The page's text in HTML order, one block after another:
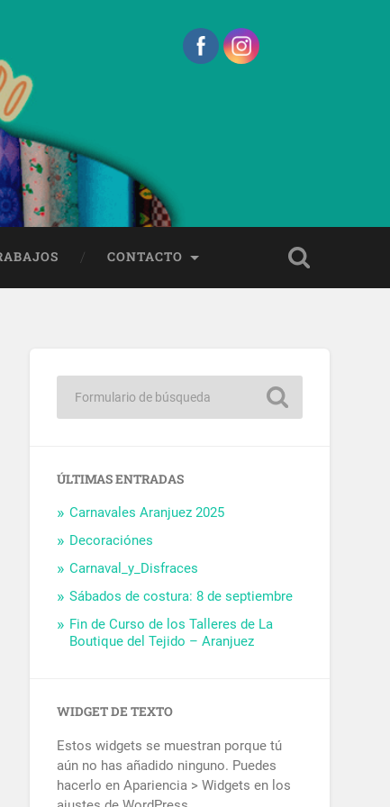
CONTACTO
ÚLTIMAS ENTRADAS
Carnavales Aranjuez 2025
Decoraciónes
Carnaval_y_Disfraces
Sábados de costura: 8 de septiembre
Fin de Curso de los Talleres de La
Boutique del Tejido – Aranjuez
WIDGET DE TEXTO
Estos widgets se muestran porque tú
aún no has añadido ninguno. Puedes
hacerlo en Apariencia > Widgets en los